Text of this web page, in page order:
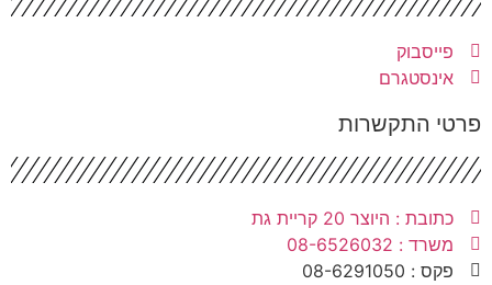
פייסבוק
אינסטגרם
התקשרות
כתובת : היוצר 20 קריית גת
משרד : 08-6526032
פקס : 08-6291050